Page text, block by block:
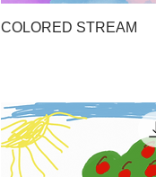
COLORED STREAM